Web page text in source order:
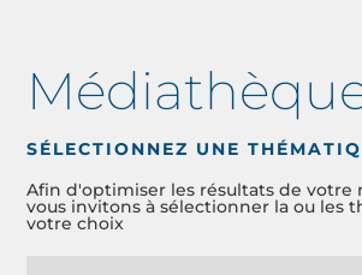
SÉLECTIONNEZ UNE
Afin d'optimiser les résultats de votre
vous invitons à sélectionner la ou les
votre choix